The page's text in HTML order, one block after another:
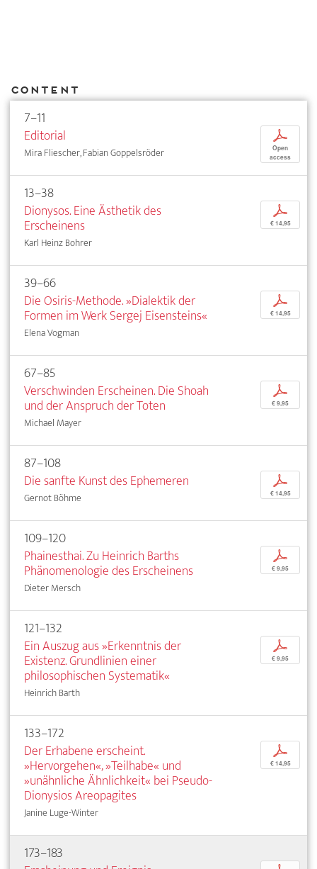
Content
7–11
Editorial
Mira Fliescher, Fabian Goppelsröder
p
Open
access
13–38
Dionysos. Eine Ästhetik des
Erscheinens
Karl Heinz Bohrer
p
€ 14,95
39–66
Die Osiris-Methode. »Dialektik der
Formen im Werk Sergej Eisensteins«
Elena Vogman
p
€ 14,95
67–85
Verschwinden Erscheinen. Die Shoah
und der Anspruch der Toten
Michael Mayer
p
€ 9,95
87–108
Die sanfte Kunst des Ephemeren
Gernot Böhme
p
€ 14,95
109–120
Phainesthai. Zu Heinrich Barths
Phänomenologie des Erscheinens
Dieter Mersch
p
€ 9,95
121–132
Ein Auszug aus »Erkenntnis der
Existenz. Grundlinien einer
philosophischen Systematik«
Heinrich Barth
p
€ 9,95
133–172
Der Erhabene erscheint.
»Hervorgehen«, »Teilhabe« und
»unähnliche Ähnlichkeit« bei Pseudo-
Dionysios Areopagites
Janine Luge-Winter
p
€ 14,95
173–183